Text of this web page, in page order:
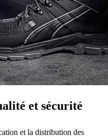
et sécurité
et la distribution des